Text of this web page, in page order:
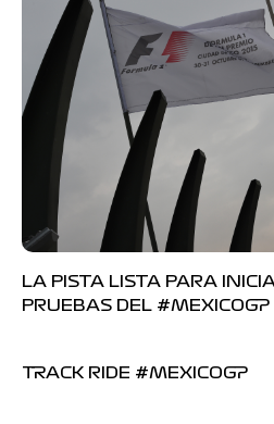
LA PISTA LISTA PARA
PRUEBAS DEL #MEXICOGP
TRACK RIDE #MEXICOGP